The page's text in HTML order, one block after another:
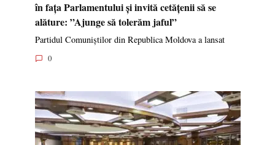
în fața Parlamentului și invită cetățenii să se
alăture: ”Ajunge să tolerăm jaful”
Partidul Comuniștilor din Republica Moldova a lansat
0